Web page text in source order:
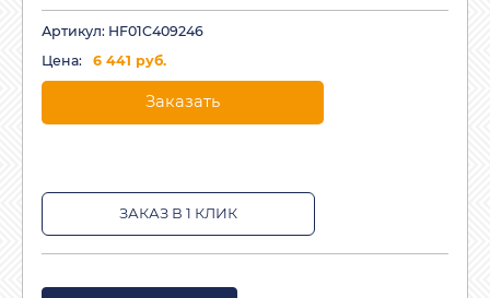
Артикул: HF01C409246
Цена:
6 441 руб.
Заказать
ЗАКАЗ В 1 КЛИК